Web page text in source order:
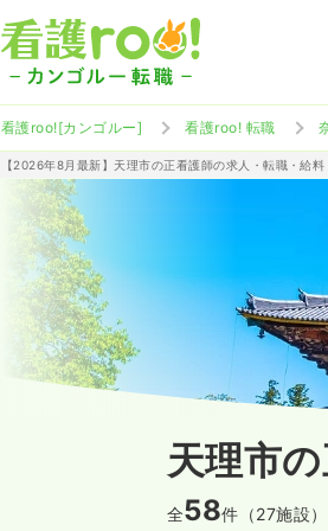
看護roo![カンゴルー] 看護roo! 転職
【2026年8月最新】天理市の正看護師の求人・転職・給料
天理市
全58件（27施設）